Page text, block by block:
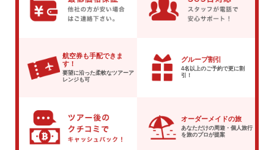
航空券も手配できま
す！
要望に沿った柔軟なツアーア
レンジも可
グループ割引
4名以上のご予約で更に割
引！
オーダーメイドの旅
あなただけの周遊・個人旅行
を旅のプロが提案